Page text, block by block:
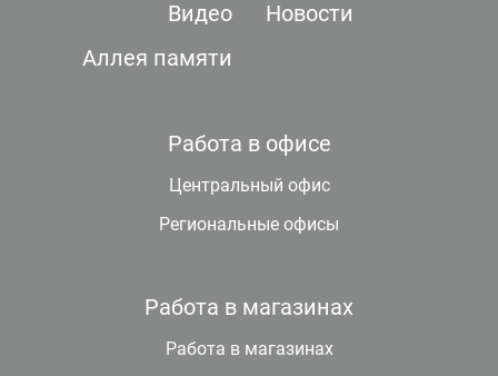
Видео
Новости
Аллея памяти
Работа в офисе
Центральный офис
Региональные офисы
Работа в магазинах
Работа в магазинах